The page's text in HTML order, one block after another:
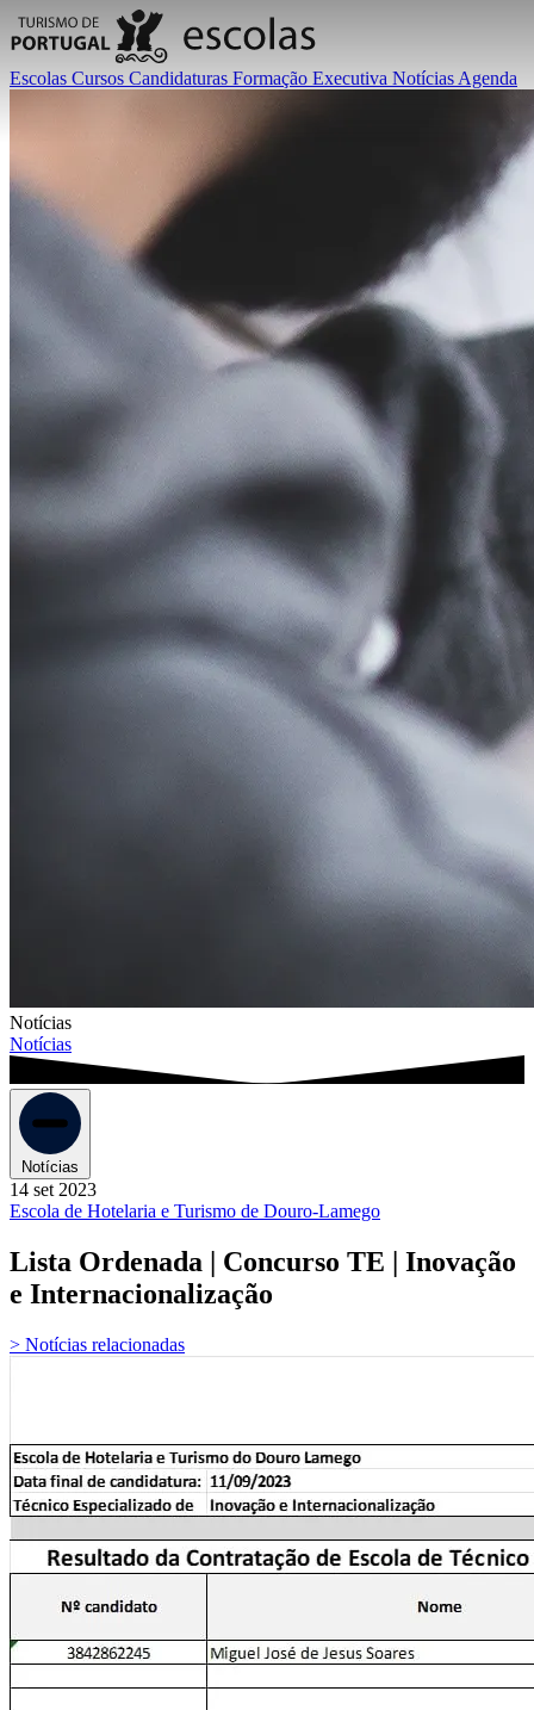
Escolas Cursos Candidaturas Formação Executiva Notícias Agenda
Notícias
Notícias
Notícias
14 set 2023
Escola de Hotelaria e Turismo de Douro-Lamego
Lista Ordenada | Concurso TE | Inovação
e Internacionalização
> Notícias relacionadas